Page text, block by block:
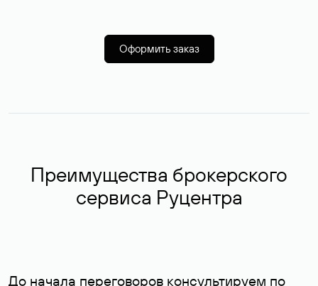
Оформить заказ
Преимущества брокерского
сервиса Руцентра
До начала переговоров консультируем по